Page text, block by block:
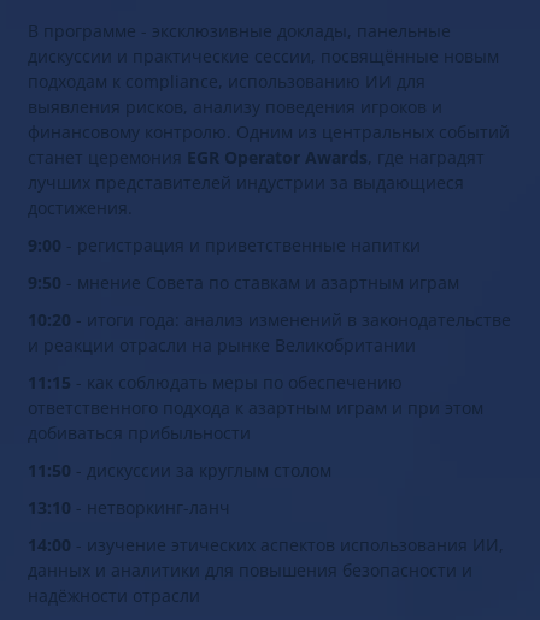
В программе - эксклюзивные доклады, панельные
дискуссии и практические сессии, посвящённые новым
подходам к compliance, использованию ИИ для
выявления рисков, анализу поведения игроков и
финансовому контролю. Одним из центральных событий
станет церемония EGR Operator Awards, где наградят
лучших представителей индустрии за выдающиеся
достижения.
9:00 - регистрация и приветственные напитки
9:50 - мнение Совета по ставкам и азартным играм
10:20 - итоги года: анализ изменений в законодательстве
и реакции отрасли на рынке Великобритании
11:15 - как соблюдать меры по обеспечению
ответственного подхода к азартным играм и при этом
добиваться прибыльности
11:50 - дискуссии за круглым столом
13:10 - нетворкинг-ланч
14:00 - изучение этических аспектов использования ИИ,
данных и аналитики для повышения безопасности и
надёжности отрасли